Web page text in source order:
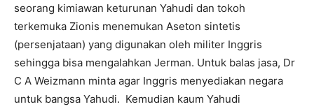
seorang kimiawan keturunan Yahudi dan tokoh
terkemuka Zionis menemukan Aseton sintetis
(persenjataan) yang digunakan oleh militer Inggris
sehingga bisa mengalahkan Jerman. Untuk balas jasa, Dr
C A Weizmann minta agar Inggris menyediakan negara
untuk bangsa Yahudi. Kemudian kaum Yahudi